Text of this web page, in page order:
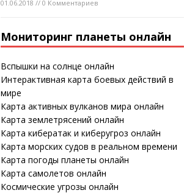
01.06.2018 // 0 Комментариев
Мониторинг планеты онлайн
Вспышки на солнце онлайн
Интерактивная карта боевых действий в
мире
Карта активных вулканов мира онлайн
Карта землетрясений онлайн
Карта кибератак и киберугроз онлайн
Карта морских судов в реальном времени
Карта погоды планеты онлайн
Карта самолетов онлайн
Космические угрозы онлайн